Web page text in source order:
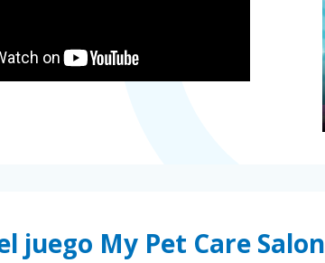
juego My Pet Care Salon